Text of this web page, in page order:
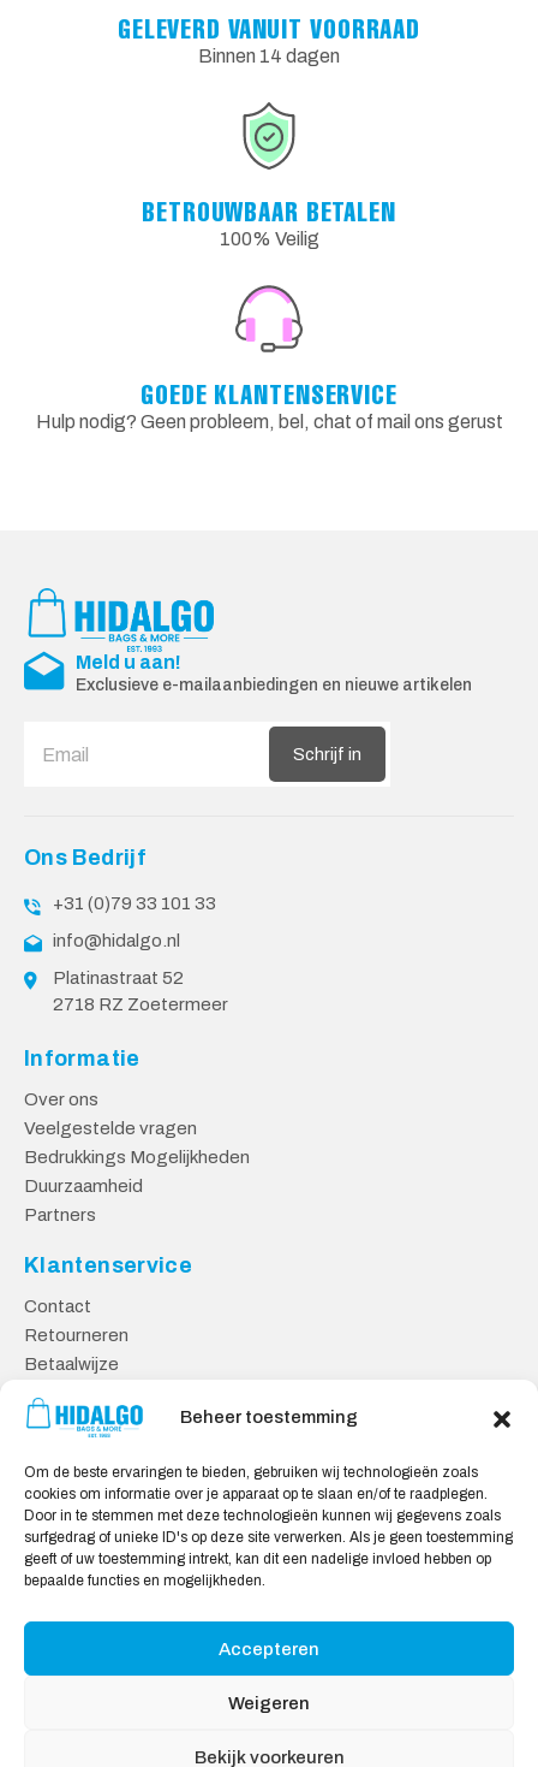
Beheer toestemming
Om de beste ervaringen te bieden, gebruiken wij technologieën zoals
cookies om informatie over je apparaat op te slaan en/of te raadplegen.
Door in te stemmen met deze technologieën kunnen wij gegevens zoals
surfgedrag of unieke ID's op deze site verwerken. Als je geen toestemming
geeft of uw toestemming intrekt, kan dit een nadelige invloed hebben op
bepaalde functies en mogelijkheden.
Accepteren
Weigeren
Bekijk voorkeuren
GELEVERD VANUIT VOORRAAD
Binnen 14 dagen
BETROUWBAAR BETALEN
100% Veilig
GOEDE KLANTENSERVICE
Hulp nodig? Geen probleem, bel, chat of mail ons gerust
Meld u aan!
Exclusieve e-mailaanbiedingen en nieuwe artikelen
Schrijf in
Ons Bedrijf
+31 (0)79 33 101 33
info@hidalgo.nl
Platinastraat 52
2718 RZ Zoetermeer
Informatie
Over ons
Veelgestelde vragen
Bedrukkings Mogelijkheden
Duurzaamheid
Partners
Klantenservice
Contact
Retourneren
Betaalwijze
Veilig Shoppen
Algemene Voorwaarden
Privacy Verklaring
Cookie Verklaring
Aansprakelijkheid